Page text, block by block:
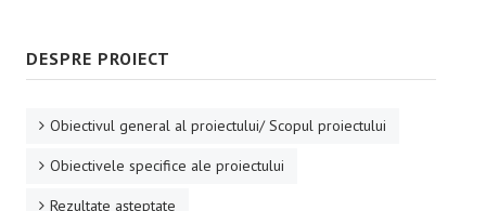
DESPRE PROIECT
Obiectivul general al proiectului/ Scopul proiectului
Obiectivele specifice ale proiectului
Rezultate aşteptate